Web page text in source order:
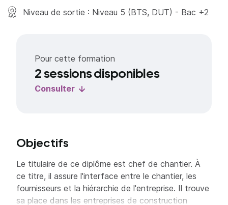
Niveau de sortie : Niveau 5 (BTS, DUT) - Bac +2
Pour cette formation
2 sessions disponibles
Consulter
Objectifs
Le titulaire de ce diplôme est chef de chantier. À
ce titre, il assure l'interface entre le chantier, les
fournisseurs et la hiérarchie de l'entreprise. Il trouve
sa place dans les entreprises de construction